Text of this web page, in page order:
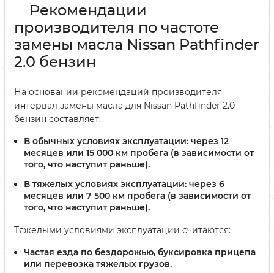
Рекомендации
производителя по частоте
замены масла Nissan Pathfinder
2.0 бензин
На основании рекомендаций производителя
интервал замены масла для Nissan Pathfinder 2.0
бензин составляет:
В обычных условиях эксплуатации: через 12
месяцев или 15 000 км пробега (в зависимости от
того, что наступит раньше).
В тяжелых условиях эксплуатации: через 6
месяцев или 7 500 км пробега (в зависимости от
того, что наступит раньше).
Тяжелыми условиями эксплуатации считаются:
Частая езда по бездорожью, буксировка прицепа
или перевозка тяжелых грузов.